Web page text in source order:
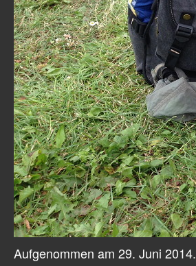
Aufgenommen am 29. Juni 2014.